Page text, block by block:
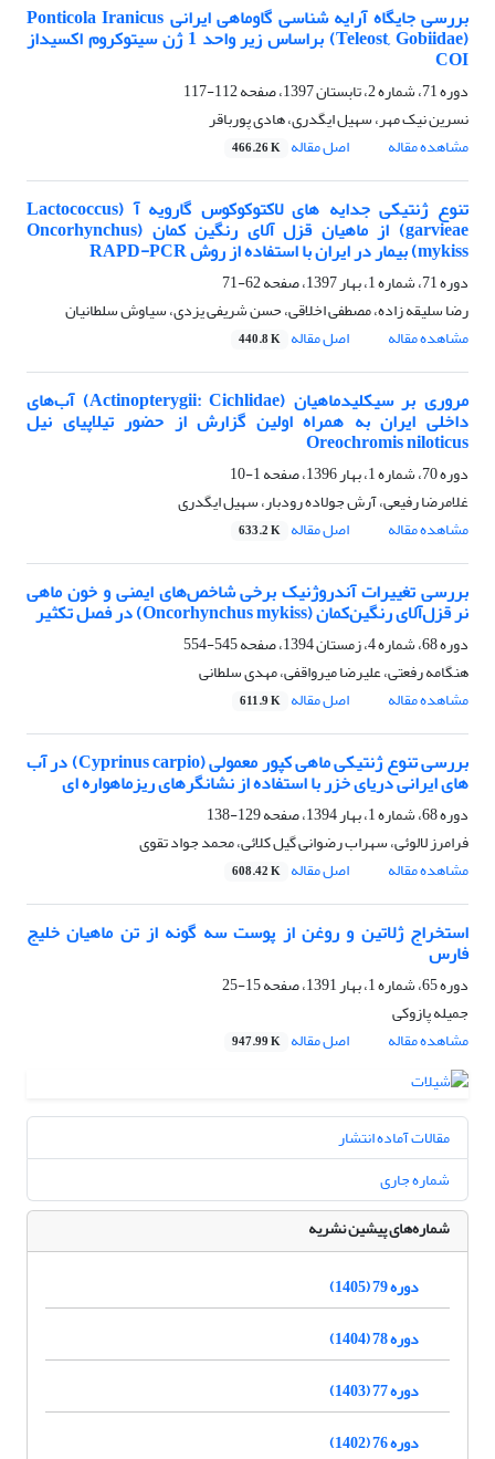
بررسی جایگاه آرایه شناسی گاوماهی ایرانی Ponticola Iranicus
(Teleost, Gobiidae) براساس زیر واحد 1 ژن سیتوکروم اکسیداز
COI
دوره 71، شماره 2، تابستان 1397، صفحه
112-117
نسرین نیک مهر، سهیل ایگدری، هادی پورباقر
مشاهده مقاله
اصل مقاله 466.26 K
تنوع ژنتیکی جدایه های لاکتوکوکوس گارویه آ (Lactococcus
garvieae) از ماهیان قزل آلای رنگین کمان (Oncorhynchus
mykiss) بیمار در ایران با استفاده از روش RAPD-PCR
دوره 71، شماره 1، بهار 1397، صفحه
62-71
رضا سلیقه زاده، مصطفی اخلاقی، حسن شریفی یزدی، سیاوش سلطانیان
مشاهده مقاله
اصل مقاله 440.8 K
مروری بر سیکلیدماهیان (Actinopterygii: Cichlidae) آب‌های
داخلی ایران به همراه اولین گزارش از حضور تیلاپیای نیل
Oreochromis niloticus
دوره 70، شماره 1، بهار 1396، صفحه
1-10
غلامرضا رفیعی، آرش جولاده رودبار، سهیل ایگدری
مشاهده مقاله
اصل مقاله 633.2 K
بررسی تغییرات آندروژنیک برخی شاخص‌های ایمنی و خون ماهی
نر قزل‌آلای رنگین‌کمان (Oncorhynchus mykiss) در فصل تکثیر
دوره 68، شماره 4، زمستان 1394، صفحه
545-554
هنگامه رفعتی، علیرضا میرواقفی، مهدی سلطانی
مشاهده مقاله
اصل مقاله 611.9 K
بررسی تنوع ژنتیکی ماهی کپور معمولی (Cyprinus carpio) در آب
های ایرانی دریای خزر با استفاده از نشانگرهای ریزماهواره ای
دوره 68، شماره 1، بهار 1394، صفحه
129-138
فرامرز لالوئی، سهراب رضوانی گیل کلائی، محمد جواد تقوی
مشاهده مقاله
اصل مقاله 608.42 K
استخراج ژلاتین و روغن از پوست سه گونه از تن ماهیان خلیج
فارس
دوره 65، شماره 1، بهار 1391، صفحه
15-25
جمیله پازوکی
مشاهده مقاله
اصل مقاله 947.99 K
مقالات آماده انتشار
شماره جاری
شماره‌های پیشین نشریه
دوره 79 (1405)
دوره 78 (1404)
دوره 77 (1403)
دوره 76 (1402)